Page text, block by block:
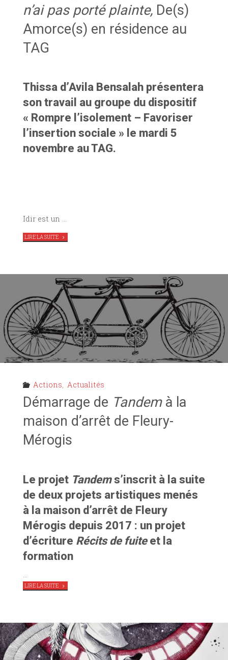
n’ai pas porté plainte,De(s)
Amorce(s) en résidence au
TAG
Thissa d’Avila Bensalah présentera
son travail au groupe du dispositif
« Rompre l’isolement – Favoriser
l’insertion sociale » le mardi 5
novembre au TAG.
Idir est un …
LIRE LA SUITE"
ESCAPE
GAME
PAS
PORTÉ
PLAINTE,
DE(S)
AMORCE(S)
EN
RÉSIDENCE
AU
TAG"
Actions, Actualités
Démarrage de Tandemà la
maison d’arrêt de Fleury-
Mérogis
Le projet Tandems’inscrit à la suite
de deux projets artistiques menés
à la maison d’arrêt de Fleury
Mérogis depuis 2017 : un projet
d’écriture Récits de fuiteet la
formation
…
LIRE LA SUITE"DÉMARRAGE
DE
D’ARRÊT
DE
FLEURY-
MÉROGIS"